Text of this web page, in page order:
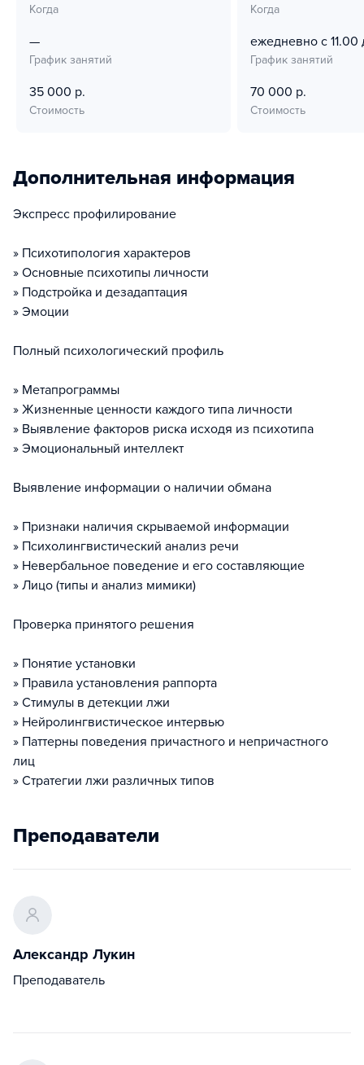
Когда
—
График занятий
35 000 р.
Стоимость
Когда
ежедневно с 11.00
График занятий
70 000 р.
Стоимость
Дополнительная информация
Экспресс профилирование
» Психотипология характеров
» Основные психотипы личности
» Подстройка и дезадаптация
» Эмоции
Полный психологический профиль
» Метапрограммы
» Жизненные ценности каждого типа личности
» Выявление факторов риска исходя из психотипа
» Эмоциональный интеллект
Выявление информации о наличии обмана
» Признаки наличия скрываемой информации
» Психолингвистический анализ речи
» Невербальное поведение и его составляющие
» Лицо (типы и анализ мимики)
Проверка принятого решения
» Понятие установки
» Правила установления раппорта
» Стимулы в детекции лжи
» Нейролингвистическое интервью
» Паттерны поведения причастного и непричастного
лиц
» Стратегии лжи различных типов
Преподаватели
Александр Лукин
Преподаватель